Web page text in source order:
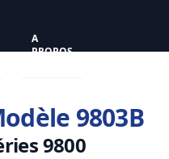
A
PROPOS
9803B
9800